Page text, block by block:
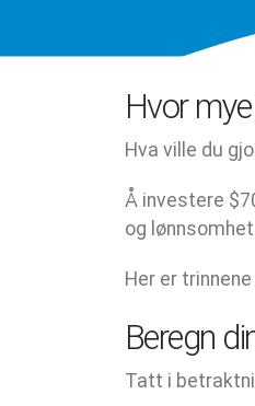
Hvor
Hva ville du
Å investere
og
Her er
Beregn
Tatt i